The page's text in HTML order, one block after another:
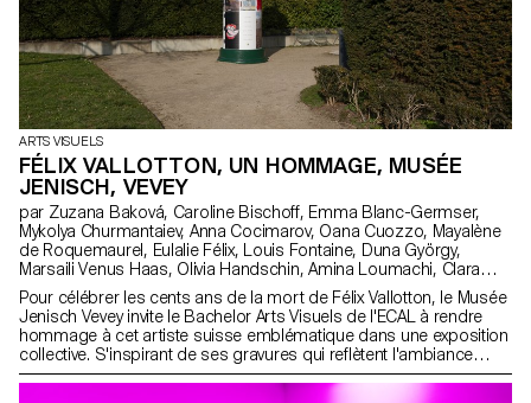
ARTS VISUELS
FÉLIX VALLOTTON, UN HOMMAGE, MUSÉE
JENISCH, VEVEY
par Zuzana Baková, Caroline Bischoff, Emma Blanc-Germser,
Mykolya Churmantaiev, Anna Cocimarov, Oana Cuozzo, Mayalène
de Roquemaurel, Eulalie Félix, Louis Fontaine, Duna György,
Marsaili Venus Haas, Olivia Handschin, Amina Loumachi, Clara
Luna, Céleste Meylan, Diego Mühlematter, Paul Reachi, Baptiste
Schaerer, Charlie Schär, Jamie Soria, Nayla Younes
Pour célébrer les cents ans de la mort de Félix Vallotton, le Musée
Jenisch Vevey invite le Bachelor Arts Visuels de l'ECAL à rendre
hommage à cet artiste suisse emblématique dans une exposition
collective. S'inspirant de ses gravures qui reflètent l'ambiance
parisienne de la fin du XIXe siècle, des colonnes Morris sont
recréées dans le musée comme supports modulaires. Elles